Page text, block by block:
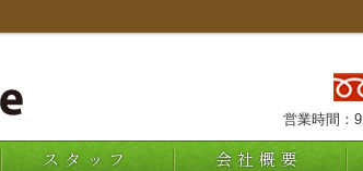
営業時間：
スタッフ 会社概要